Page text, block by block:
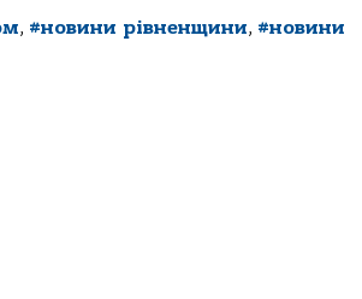
, #новини рівненщини, #новини